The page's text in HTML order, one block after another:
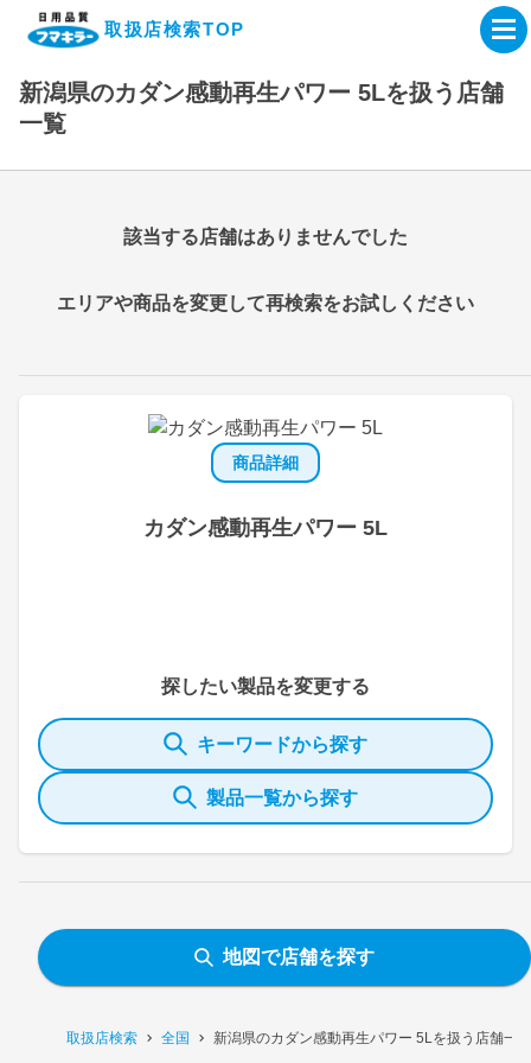
取扱店検索TOP
企業・IR情報サイト
製品情報サイト
オンラインショップ
製品検索はこちら
取扱店検索はこちら
取扱店検索 全国 新潟県のカダン感動再生パワー 5Lを扱う店舗一覧
新潟県のカダン感動再生パワー 5Lを扱う店舗
一覧
商品詳細
カダン感動再生パワー 5L
探したい製品を変更する
キーワードから探す
製品一覧から探す
該当する店舗はありませんでした
エリアや商品を変更して再検索をお試しください
地図で店舗を探す